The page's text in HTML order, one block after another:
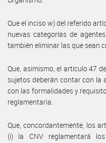
Que el inciso w) del referido
nuevas categorías de
también eliminar las que sean
Que, asimismo, el artículo 47
sujetos deberán contar con la
con las formalidades y
reglamentaria.
Que, concordantemente, los
(i) la CNV reglamentará